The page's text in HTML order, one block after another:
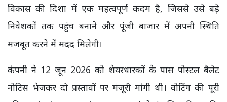
विकास की दिशा में एक महत्वपूर्ण कदम है, जिससे उसे बड़े
निवेशकों तक पहुंच बनाने और पूंजी बाजार में अपनी स्थिति
मजबूत करने में मदद मिलेगी।
कंपनी ने 12 जून 2026 को शेयरधारकों के पास पोस्टल बैलेट
नोटिस भेजकर दो प्रस्तावों पर मंजूरी मांगी थी। वोटिंग की पूरी